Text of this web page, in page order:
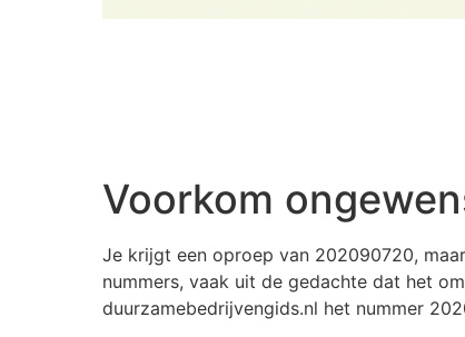
Voorkom
Je krijgt een oproep van 202090720,
nummers, vaak uit de gedachte dat het
duurzamebedrijvengids.nl het nummer